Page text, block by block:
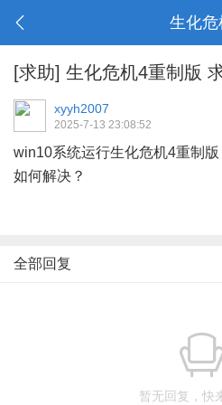
生化危
[求助] 生化危机4重制版
xyyh2007
2025-7-13 23:08:52
win10系统运行生化危机4重制
如何解决？
全部回复
暂无回复，快